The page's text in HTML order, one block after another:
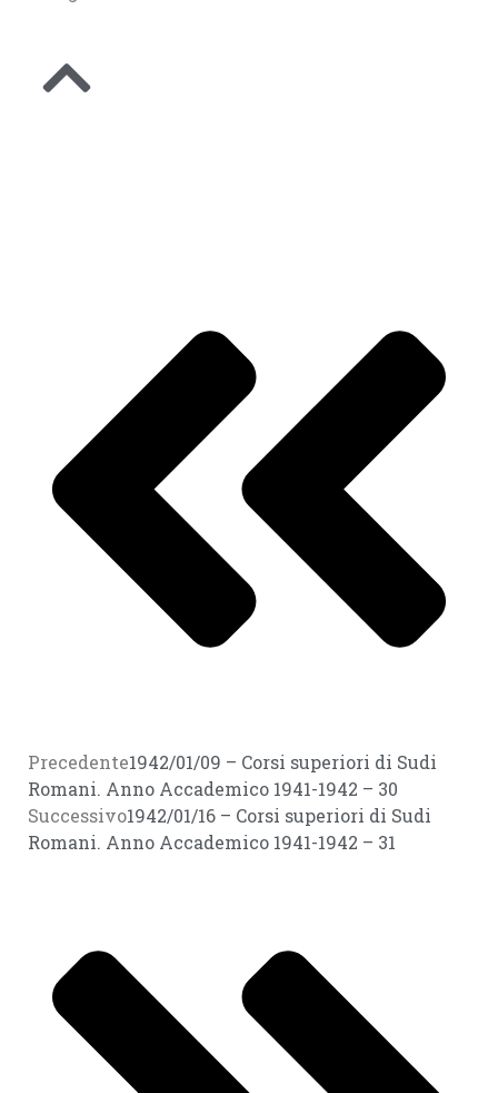
Precedente1942/01/09 – Corsi superiori di Sudi
Romani. Anno Accademico 1941-1942 – 30
Successivo1942/01/16 – Corsi superiori di Sudi
Romani. Anno Accademico 1941-1942 – 31